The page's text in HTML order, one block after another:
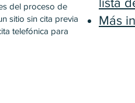
del proceso de
sitio sin cita previa
telefónica para
Más